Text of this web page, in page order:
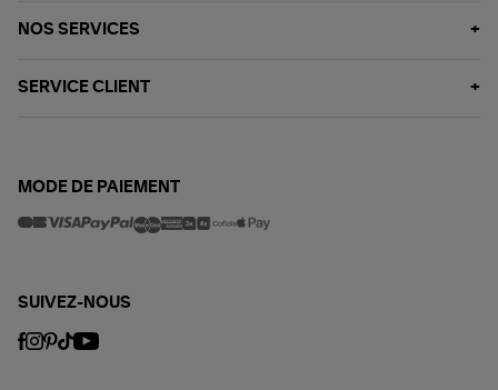
NOS SERVICES
SERVICE CLIENT
MODE DE PAIEMENT
SUIVEZ-NOUS